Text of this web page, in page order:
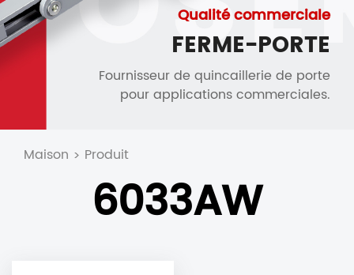
Qualité commerciale
FERME-PORTE
Fournisseur de quincaillerie de porte
pour applications commerciales.
Maison > Produit
6033AW
Contact
Solutions